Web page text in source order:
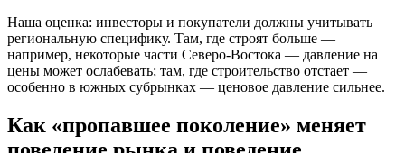
Наша оценка: инвесторы и покупатели должны учитывать
региональную специфику. Там, где строят больше —
например, некоторые части Северо-Востока — давление на
цены может ослабевать; там, где строительство отстает —
особенно в южных субрынках — ценовое давление сильнее.
Как «пропавшее поколение» меняет